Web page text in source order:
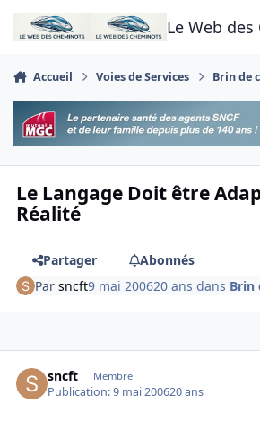
Aller au contenu
Le Web
Accueil Voies de Services Brin de
Le Langage Doit être
Réalité
Partager
Abonnés
Parsncft9 mai 200620 ans dans Brin
sncft Membre
Publication:9 mai 200620 ans